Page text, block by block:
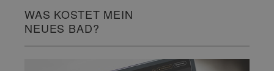
WAS KOSTET MEIN
NEUES BAD?